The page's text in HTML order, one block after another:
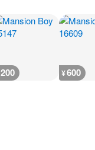
200 ¥600